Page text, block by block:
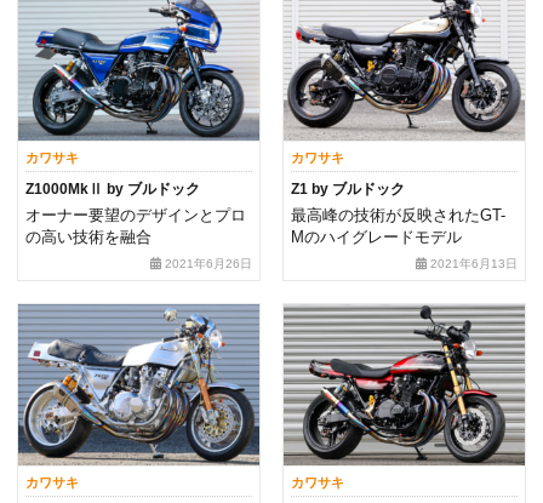
カワサキ
Z1000MkⅡ by ブルドック
オーナー要望のデザインとプロ
の高い技術を融合
2021年6月26日
カワサキ
Z1 by ブルドック
最高峰の技術が反映されたGT-
Mのハイグレードモデル
2021年6月13日
カワサキ カワサキ